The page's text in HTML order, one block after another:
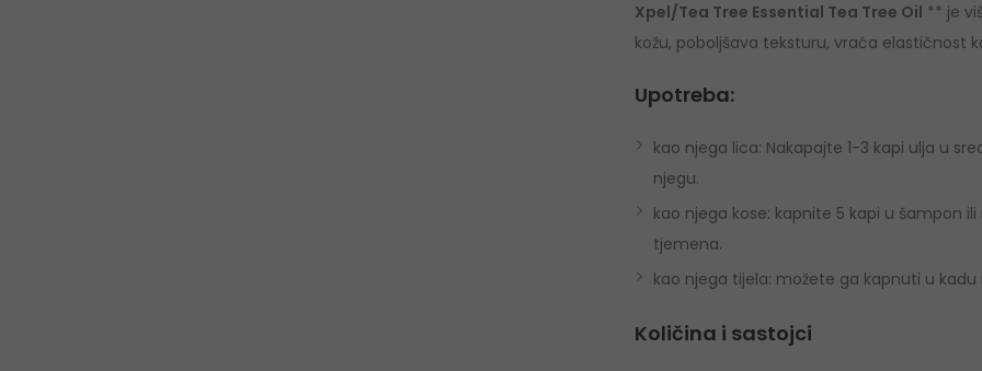
Xpel/Tea Tree Essential Tea Tree Oil ** je
kožu, poboljšava teksturu, vraća elastičnost
Upotreba:
kao njega lica: Nakapajte 1-3 kapi ulja u
njegu.
kao njega kose: kapnite 5 kapi u šampon
tjemena.
kao njega tijela: možete ga kapnuti u
Količina i sastojci